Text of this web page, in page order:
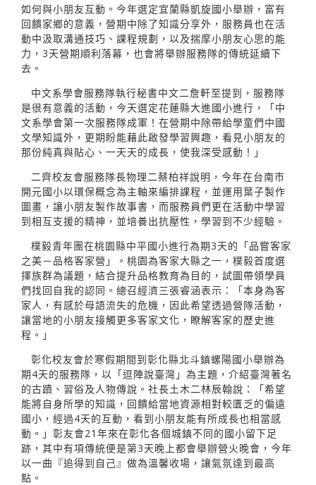
如何與小朋友互動。今年選定宜蘭縣凱旋國小舉辦，富有
回饋家鄉的意義，營期中除了知識分享外，服務員也在活
動中汲取溝通技巧、課程規劃，以及揣摩小朋友心思的能
力，3天營期順利落幕，也會將舉辦服務隊的傳統延續下
去。
中文系學會服務隊執行秘書中文二詹軒至提到，服務隊
是很有意義的活動，今天選定花蓮縣大進國小進行，「中
文系學會第一次服務隊成軍！在營期中除帶給學童們中國
文學知識外，更期盼能藉此啟發學習興趣，看見小朋友的
那份純真與貼心、一天天的成長，使我深受感動！」
二齊校友會服務隊長物理二蔡柏祥說明，今年在台南市
開元國小以環保概念為主軸來編排課程，並運用葉子製作
圖畫，讓小朋友製作故事書，而服務員們更在活動中學習
到相互支援的精神，並培養出抗壓性，學習到不少經驗。
樸毅青年團在桃園縣中平國小進行為期3天的「品嘗客家
之美－品格客家營」。桃園為客家大縣之一，樸毅首度選
擇族群為議題，結合提升品格教育為目的，試圖帶領學員
們找回自我的認同。總召經濟三張睿涵表示：「本身為客
家人，有感於母語流失的危機，因此希望透過營隊活動，
讓當地的小朋友接觸更多客家文化，瞭解客家的歷史進
程。」
彰化校友會於寒假期間到彰化縣北斗鎮螺陽國小舉辦為
期4天的服務隊，以「逗陣說臺灣」為主題，介紹臺灣著名
的古蹟、習俗及人物傳說。社長土木二林辰翰說：「希望
能將自身所學的知識，回饋給當地資源相對較匱乏的偏遠
國小，經過4天的互動，看到小朋友能有所成長也相當感
動。」彰友會21年來在彰化各個城鎮不同的國小留下足
跡，其中有項傳統便是第3天晚上都會舉辦營火晚會，今年
以一曲『追得到自己』做為溫馨收場，讓氣氛達到最高
點。